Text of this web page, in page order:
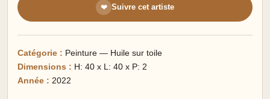
❤ Suivre cet artiste
Catégorie : Peinture — Huile sur toile
Dimensions : H: 40 x L: 40 x P: 2
Année : 2022